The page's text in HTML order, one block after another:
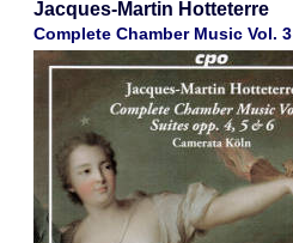
Jacques-Martin Hotteterre
Complete Chamber Music Vol. 3